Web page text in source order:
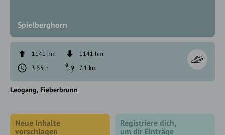
Spielberghorn
1141 hm
1141 hm
3:55 h
7,1 km
Leogang Fieberbrunn
Neue Inhalte
vorschlagen
Registriere dich,
um dir Einträge